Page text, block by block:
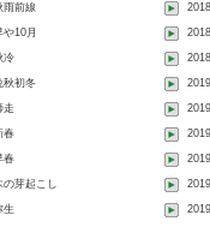
雨前線
や10月
冷
秋初冬
走
春
春
の芽起こし
生